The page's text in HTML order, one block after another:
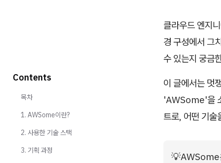
클라우드 엔지
경 구성에서 그
수 있는지 궁금
이 글에서는 멋
'AWSome'을
트로, 어떤 기술
💡AWSome
Contents
목차
1. AWSome이란?
2. 사용한 기술 스택
3. 기획 과정